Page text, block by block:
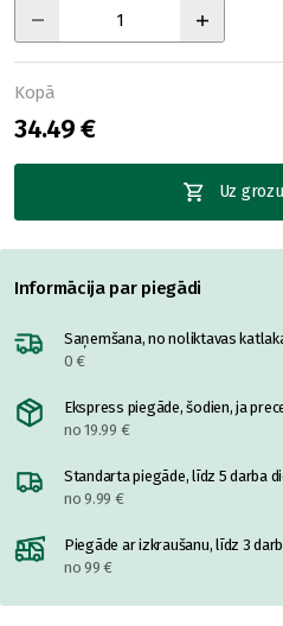
Kopā
34.49 €
Uz grozu
Informācija par piegādi
Saņemšana, no noliktavas
0 €
Ekspress piegāde, šodien, ja
no 19.99 €
Standarta piegāde, līdz 5 darba
no 9.99 €
Piegāde ar izkraušanu, līdz 3
no 99 €